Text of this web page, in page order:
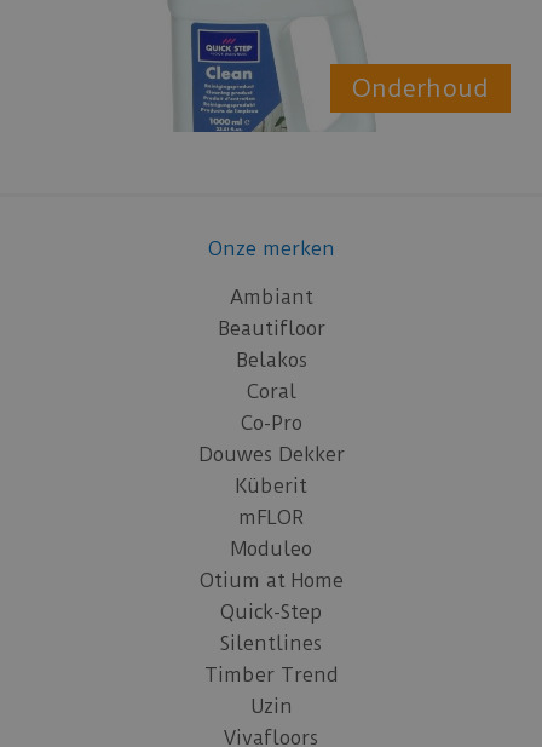
Onderhoud
Onze merken
Ambiant
Beautifloor
Belakos
Coral
Co-Pro
Douwes Dekker
Küberit
mFLOR
Moduleo
Otium at Home
Quick-Step
Silentlines
Timber Trend
Uzin
Vivafloors